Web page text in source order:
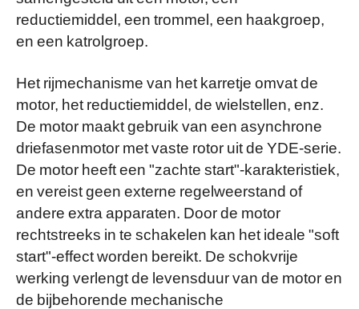
reductiemiddel, een trommel, een haakgroep,
en een katrolgroep.
Het rijmechanisme van het karretje omvat de
motor, het reductiemiddel, de wielstellen, enz.
De motor maakt gebruik van een asynchrone
driefasenmotor met vaste rotor uit de YDE-serie.
De motor heeft een "zachte start"-karakteristiek,
en vereist geen externe regelweerstand of
andere extra apparaten. Door de motor
rechtstreeks in te schakelen kan het ideale "soft
start"-effect worden bereikt. De schokvrije
werking verlengt de levensduur van de motor en
de bijbehorende mechanische